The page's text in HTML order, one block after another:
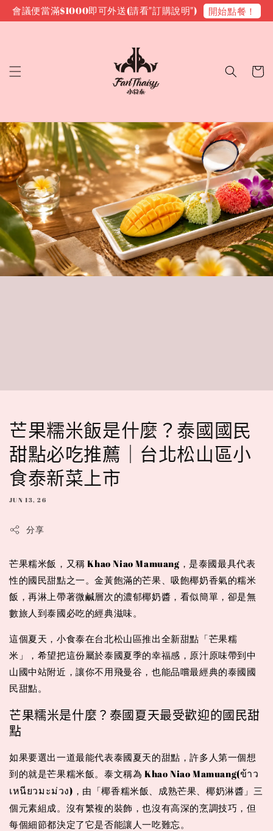
會議便當滿$1000即可外送(請看"訂購說明") 開始點餐！
芒果糯米飯是什麼？泰國國民
甜點必吃推薦｜台北松山區小
食泰新菜上市
JUN 13, 26
分享
芒果糯米飯，又稱 Khao Niao Mamuang，是泰國最具代表
性的國民甜點之一。金黃飽滿的芒果、吸飽椰奶香氣的糯米
飯，再淋上帶著微鹹層次的濃郁椰奶醬，看似簡單，卻是無
數旅人到泰國必吃的經典滋味。
這個夏天，小食泰在台北松山區推出全新甜點「芒果糯
米」，希望把這份屬於泰國夏季的幸福感，原汁原味帶到中
山國中站附近，讓你不用飛曼谷，也能品嚐最經典的泰國國
民甜點。
芒果糯米是什麼？泰國夏天最受歡迎的國民甜
點
如果要選出一道最能代表泰國夏天的甜點，許多人第一個想
到的就是芒果糯米飯。泰文稱為 Khao Niao Mamuang(ข้าว
เหนียวมะม่วง)，由「椰香糯米飯、成熟芒果、椰奶淋醬」三
個元素組成。沒有繁複的裝飾，也沒有高深的烹調技巧，但
每個細節都決定了它是否能讓人一吃難忘。